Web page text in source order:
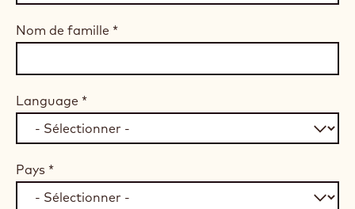
Nom de famille *
Language *
Pays *